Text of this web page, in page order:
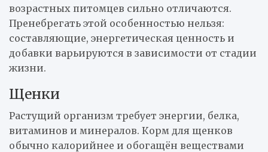
возрастных питомцев сильно отличаются.
Пренебрегать этой особенностью нельзя:
составляющие, энергетическая ценность и
добавки варьируются в зависимости от стадии
жизни.
Щенки
Растущий организм требует энергии, белка,
витаминов и минералов. Корм для щенков
обычно калорийнее и обогащён веществами